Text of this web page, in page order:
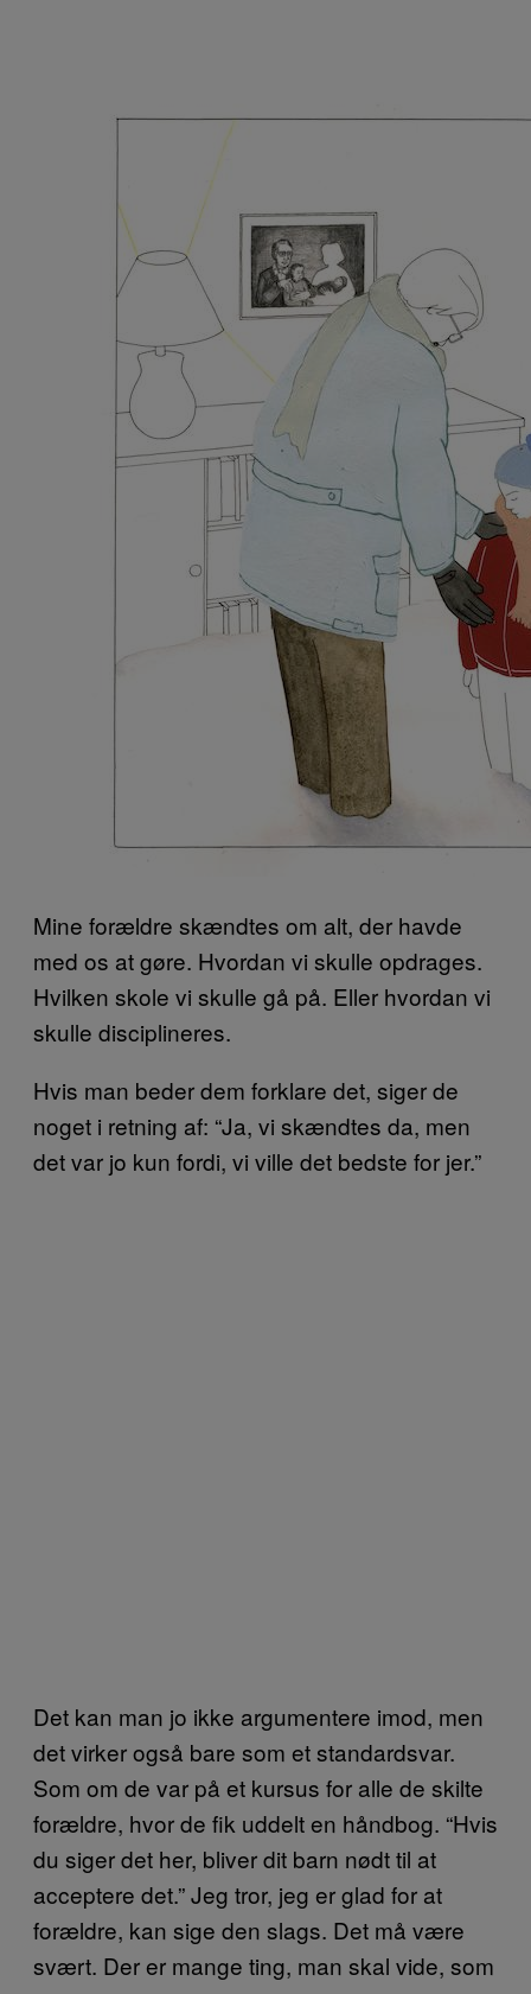
Mine forældre skændtes om alt, der havde
med os at gøre. Hvordan vi skulle opdrages.
Hvilken skole vi skulle gå på. Eller hvordan vi
skulle disciplineres.
Hvis man beder dem forklare det, siger de
noget i retning af: “Ja, vi skændtes da, men
det var jo kun fordi, vi ville det bedste for jer.”
Det kan man jo ikke argumentere imod, men
det virker også bare som et standardsvar.
Som om de var på et kursus for alle de skilte
forældre, hvor de fik uddelt en håndbog. “Hvis
du siger det her, bliver dit barn nødt til at
acceptere det.” Jeg tror, jeg er glad for at
forældre, kan sige den slags. Det må være
svært. Der er mange ting, man skal vide, som